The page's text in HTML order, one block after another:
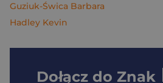
Guziuk-Świca Barbara
Hadley Kevin
Dołącz do Znak